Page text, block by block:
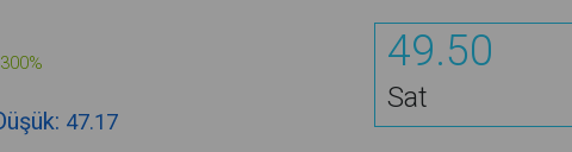
47.17
49.50
Sat